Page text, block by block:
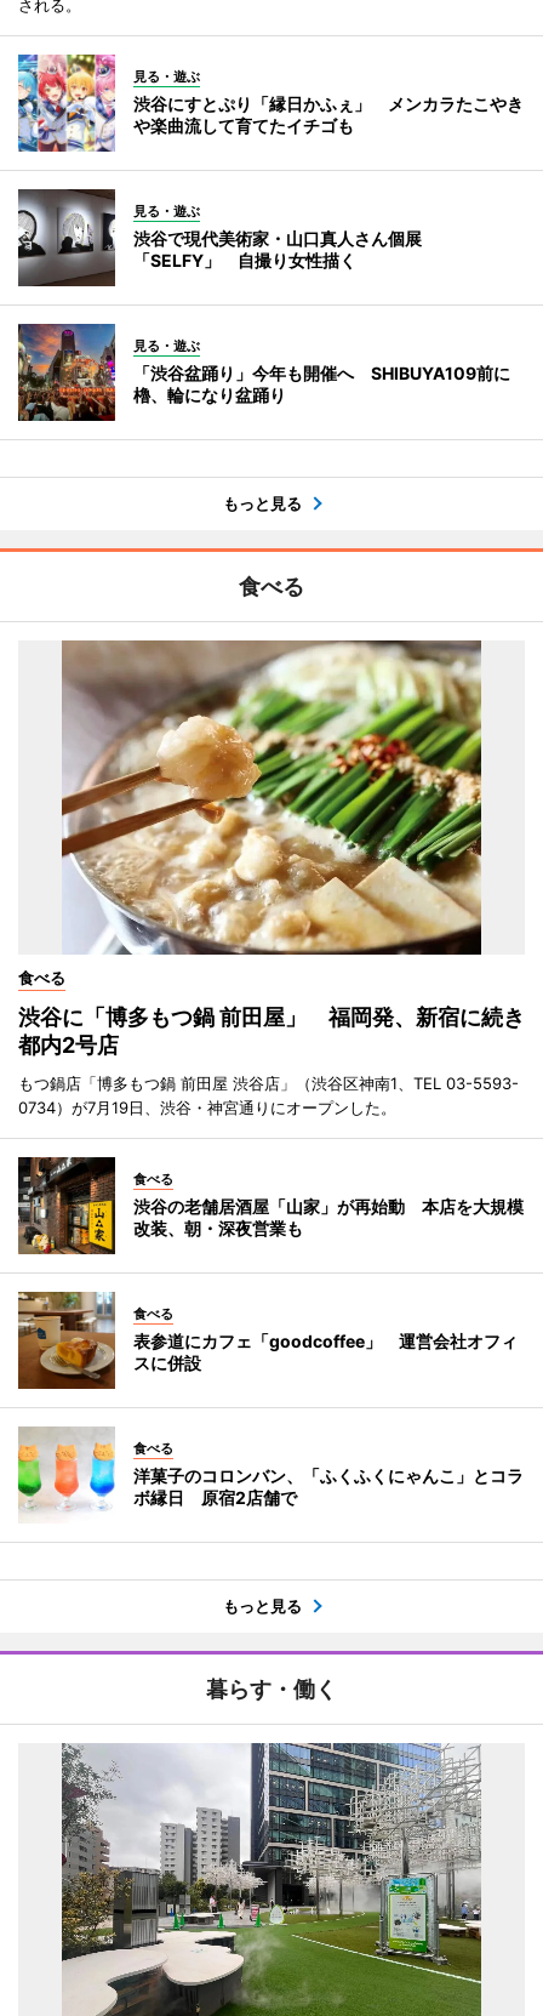
される。
見る・遊ぶ
渋谷にすとぷり「縁日かふぇ」 メンカラたこやき
や楽曲流して育てたイチゴも
見る・遊ぶ
渋谷で現代美術家・山口真人さん個展
「SELFY」 自撮り女性描く
見る・遊ぶ
「渋谷盆踊り」今年も開催へ SHIBUYA109前に
櫓、輪になり盆踊り
もっと見る
食べる
食べる
渋谷に「博多もつ鍋 前田屋」 福岡発、新宿に続き
都内2号店
もつ鍋店「博多もつ鍋 前田屋 渋谷店」（渋谷区神南1、TEL 03-5593-
0734）が7月19日、渋谷・神宮通りにオープンした。
食べる
渋谷の老舗居酒屋「山家」が再始動 本店を大規模
改装、朝・深夜営業も
食べる
表参道にカフェ「goodcoffee」 運営会社オフィ
スに併設
食べる
洋菓子のコロンバン、「ふくふくにゃんこ」とコラ
ボ縁日 原宿2店舗で
もっと見る
暮らす・働く